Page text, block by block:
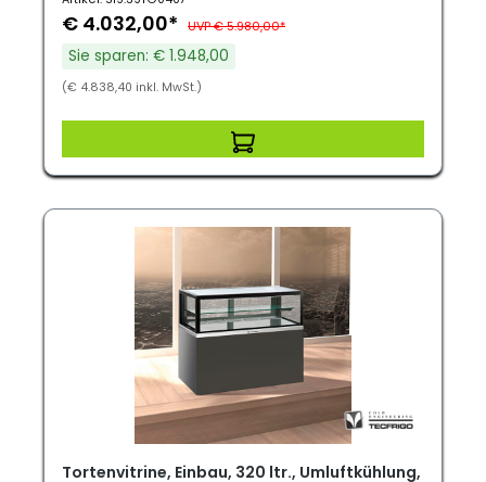
€ 4.032,00* UVP € 5.980,00*
Sie sparen: € 1.948,00
(€ 4.838,40 inkl. MwSt.)
Tortenvitrine, Einbau, 320 ltr., Umluftkühlung,